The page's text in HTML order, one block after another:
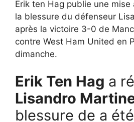
Erik ten Hag publie une
la blessure du défenseur
après la victoire 3-0 de
contre West Ham United en
dimanche.
Erik Ten Hag a
Lisandro
blessure de a été